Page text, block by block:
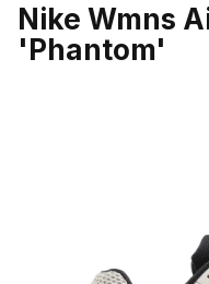
Nike Wmns
'Phantom'